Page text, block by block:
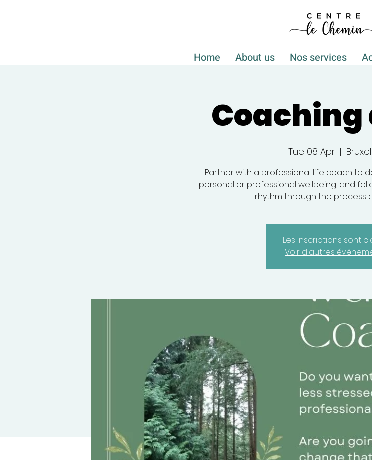
Home About us Nos services
Coaching
Tue 08 Apr
  |
Partner with a professional life coach to
personal or professional wellbeing, and
rhythm through the process
Les inscriptions sont
Voir d'autres